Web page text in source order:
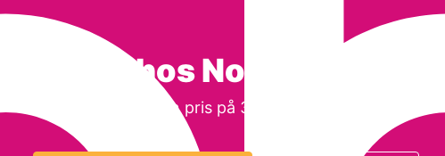
Bli kunde hos Noba
Få din pris på 3 minutter